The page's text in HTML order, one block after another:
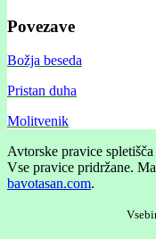
Povezave
Božja beseda
Pristan duha
Molitvenik
Avtorske pravice
Vse pravice pridržane.
bavotasan.com.